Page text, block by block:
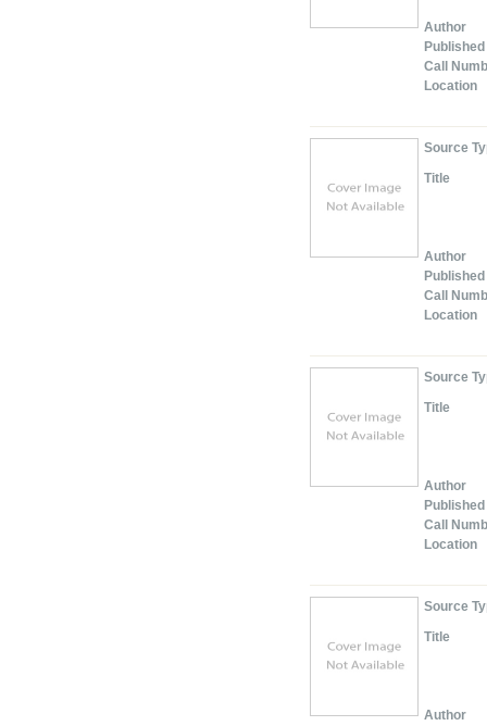
Author
Published
Call
Location
Source
Title
Author
Published
Call
Location
Source
Title
Author
Published
Call
Location
Source
Title
Author